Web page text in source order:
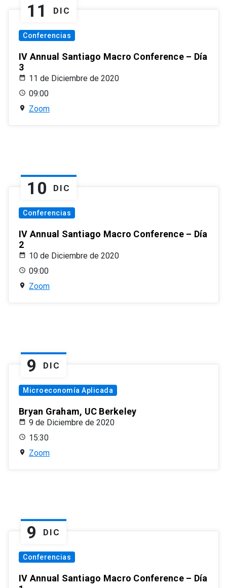
11 DIC
Conferencias
IV Annual Santiago Macro Conference – Día
3
11 de Diciembre de 2020
09:00
Zoom
10 DIC
Conferencias
IV Annual Santiago Macro Conference – Día
2
10 de Diciembre de 2020
09:00
Zoom
9 DIC
Microeconomía Aplicada
Bryan Graham, UC Berkeley
9 de Diciembre de 2020
15:30
Zoom
9 DIC
Conferencias
IV Annual Santiago Macro Conference – Día